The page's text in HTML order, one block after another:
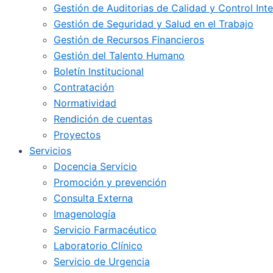
Gestión de Auditorias de Calidad y Control
Gestión de Seguridad y Salud en el Trabajo
Gestión de Recursos Financieros
Gestión del Talento Humano
Boletín Institucional
Contratación
Normatividad
Rendición de cuentas
Proyectos
Servicios
Docencia Servicio
Promoción y prevención
Consulta Externa
Imagenología
Servicio Farmacéutico
Laboratorio Clínico
Servicio de Urgencia